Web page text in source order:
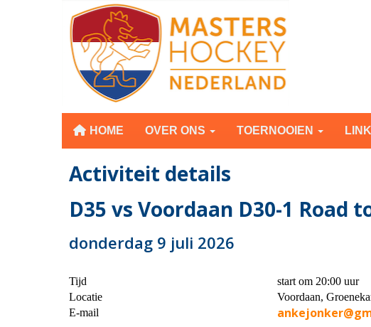
HOME OVER ONS TOERNOOIEN
Activiteit details
D35 vs Voordaan D30-1 Road
donderdag 9 juli 2026
Tijd
start om 20:00 uur
Locatie
Voordaan,
E-mail